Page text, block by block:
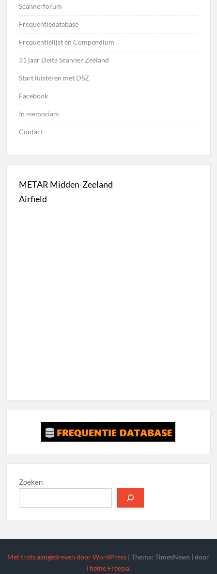
Scannerforum
Frequentiedatabase
Frequentielijst en Compendium
31 jaar Delta Scanner Zeeland
Start luisteren met DSZ
Facebook
In memoriam
Contact
METAR Midden-Zeeland
Airfield
Zoeken
Met trots aangedreven door WordPress |Thema: TimesNews |door
Theme Freesia.